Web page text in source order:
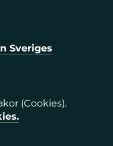
Sveriges
(Cookies).